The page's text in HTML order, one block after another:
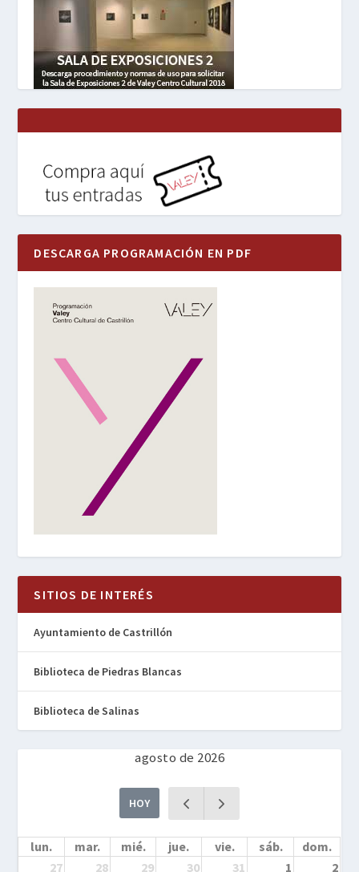
DESCARGA PROGRAMACIÓN EN PDF
SITIOS DE INTERÉS
Ayuntamiento de Castrillón
Biblioteca de Piedras Blancas
Biblioteca de Salinas
agosto de 2026
HOY
lun. mar. mié. jue. vie. sáb.
dom.
27
28 29 30 31 1 2